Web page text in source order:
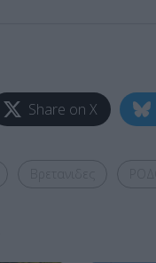
Share on X